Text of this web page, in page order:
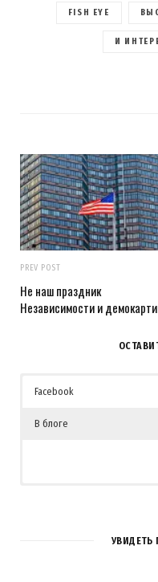
FISH EYE
И
PREV POST
Не наш праздник
Независимости и
Facebook
В блоге
УВИДЕТЬ